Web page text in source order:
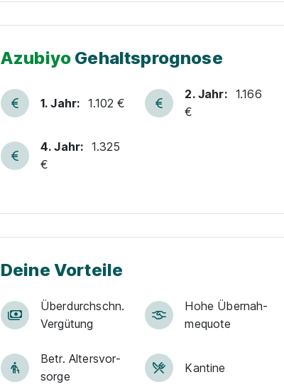
Azubiyo Gehaltsprognose
1. Jahr: 1.102 €
2. Jahr: 1.166
€
4. Jahr:
1.325
€
Deine Vorteile
Über­durch­schn.
Ver­gü­tung
Hohe Über­nah­
me­quote
Betr. Alters­vor­
sorge
Kantine